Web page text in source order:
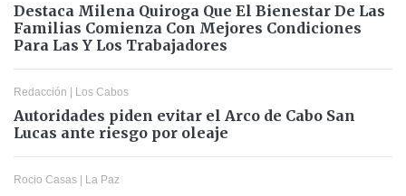
Destaca Milena Quiroga Que El Bienestar De Las
Familias Comienza Con Mejores Condiciones
Para Las Y Los Trabajadores
Redacción | Los Cabos
Autoridades piden evitar el Arco de Cabo San
Lucas ante riesgo por oleaje
Rocio Casas | La Paz